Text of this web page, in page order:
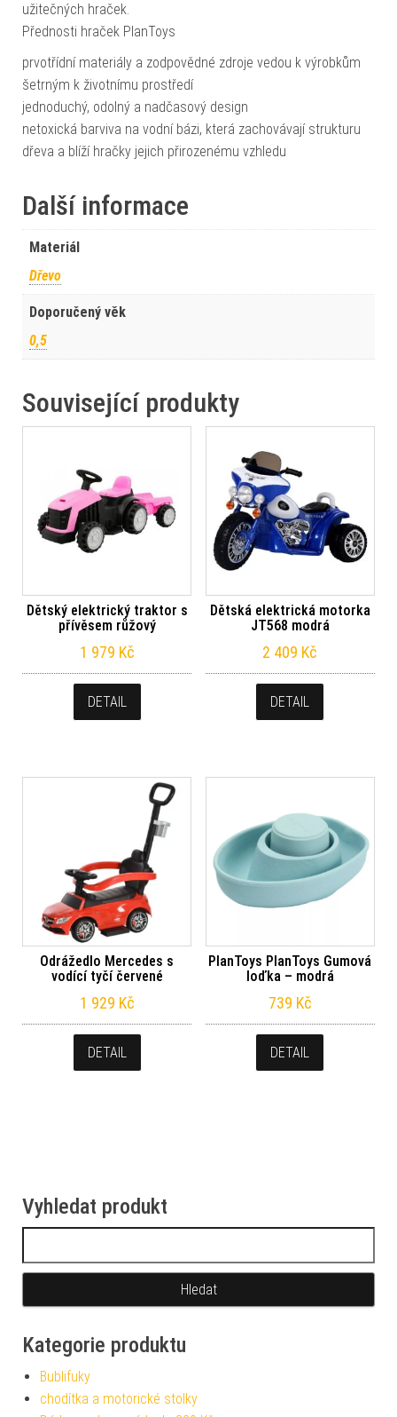
užitečných hraček.
Přednosti hraček PlanToys
prvotřídní materiály a zodpovědné zdroje vedou k výrobkům
šetrným k životnímu prostředí
jednoduchý, odolný a nadčasový design
netoxická barviva na vodní bázi, která zachovávají strukturu
dřeva a blíží hračky jejich přirozenému vzhledu
Další informace
Materiál
Dřevo
Doporučený věk
0,5
Související produkty
Dětský elektrický traktor s
přívěsem růžový
1 979 Kč
DETAIL
Dětská elektrická motorka
JT568 modrá
2 409 Kč
DETAIL
Odrážedlo Mercedes s
vodící tyčí červené
1 929 Kč
DETAIL
PlanToys PlanToys Gumová
loďka – modrá
739 Kč
DETAIL
Vyhledat produkt
Kategorie produktu
Bublifuky
chodítka a motorické stolky